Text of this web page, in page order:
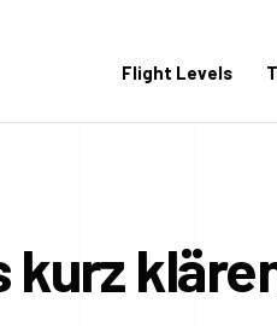
Flight Levels
kurz